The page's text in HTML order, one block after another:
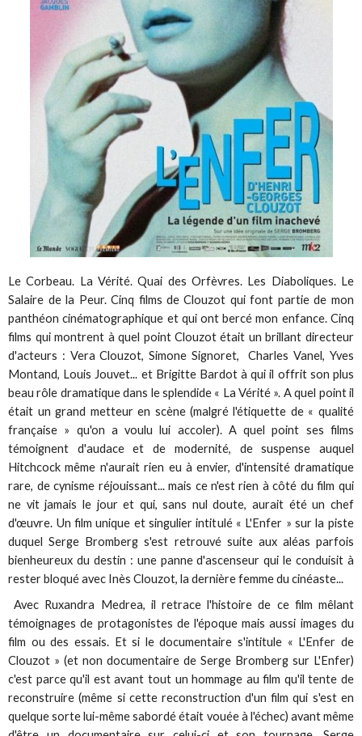
Le Corbeau. La Vérité. Quai des Orfèvres. Les Diaboliques. Le
Salaire de la Peur. Cinq films de Clouzot qui font partie de mon
panthéon cinématographique et qui ont bercé mon enfance. Cinq
films qui montrent à quel point Clouzot était un brillant directeur
d'acteurs : Vera Clouzot, Simone Signoret, Charles Vanel, Yves
Montand, Louis Jouvet... et Brigitte Bardot à qui il offrit son plus
beau rôle dramatique dans le splendide « La Vérité ». A quel point il
était un grand metteur en scène (malgré l'étiquette de « qualité
française » qu'on a voulu lui accoler). A quel point ses films
témoignent d'audace et de modernité, de suspense auquel
Hitchcock même n'aurait rien eu à envier, d'intensité dramatique
rare, de cynisme réjouissant... mais ce n'est rien à côté du film qui
ne vit jamais le jour et qui, sans nul doute, aurait été un chef
d'œuvre. Un film unique et singulier intitulé « L'Enfer » sur la piste
duquel Serge Bromberg s'est retrouvé suite aux aléas parfois
bienheureux du destin : une panne d'ascenseur qui le conduisit à
rester bloqué avec Inès Clouzot, la dernière femme du cinéaste...
Avec Ruxandra Medrea, il retrace l'histoire de ce film mêlant
témoignages de protagonistes de l'époque mais aussi images du
film ou des essais. Et si le documentaire s'intitule « L'Enfer de
Clouzot » (et non documentaire de Serge Bromberg sur L'Enfer)
c'est parce qu'il est avant tout un hommage au film qu'il tente de
reconstruire (même si cette reconstruction d'un film qui s'est en
quelque sorte lui-même sabordé était vouée à l'échec) avant même